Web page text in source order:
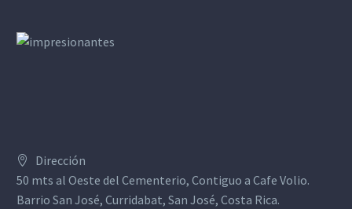
Dirección
50 mts al Oeste del Cementerio, Contiguo a Cafe Volio.
Barrio San José, Curridabat, San José, Costa Rica.